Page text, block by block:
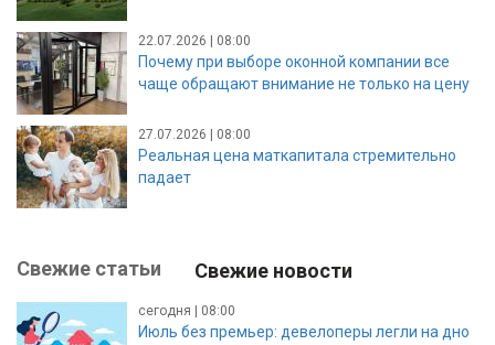
22.07.2026 | 08:00
Почему при выборе оконной компании все
чаще обращают внимание не только на цену
27.07.2026 | 08:00
Реальная цена маткапитала стремительно
падает
Свежие статьи Свежие новости
сегодня | 08:00
Июль без премьер: девелоперы легли на дно